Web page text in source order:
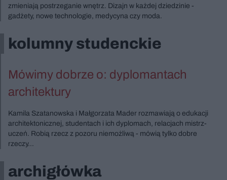
zmieniają postrzeganie wnętrz. Dizajn w każdej dziedzinie -
gadżety, nowe technologie, medycyna czy moda.
kolumny studenckie
Mówimy dobrze o: dyplomantach
architektury
Kamila Szatanowska i Małgorzata Mader rozmawiają o edukacji
architektonicznej, studentach i ich dyplomach, relacjach mistrz-
uczeń. Robią rzecz z pozoru niemożliwą - mówią tylko dobre
rzeczy...
archigłówka